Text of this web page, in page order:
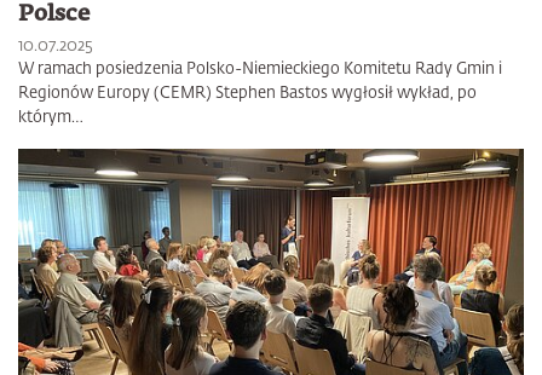
Polsce
10.07.2025
W ramach posiedzenia Polsko-Niemieckiego Komitetu Rady Gmin i
Regionów Europy (CEMR) Stephen Bastos wygłosił wykład, po
którym…